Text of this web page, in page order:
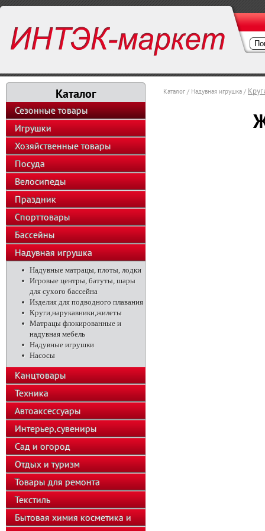
Каталог
Сезонные товары
Игрушки
Хозяйственные товары
Посуда
Велосипеды
Праздник
Спорттовары
Бассейны
Надувная игрушка
Надувные матрацы, плоты, лодки
Игровые центры, батуты, шары
для сухого бассейна
Изделия для подводного плавания
Круги,нарукавники,жилеты
Матрацы флокированные и
надувная мебель
Надувные игрушки
Насосы
Канцтовары
Техника
Автоаксессуары
Интерьер,сувениры
Сад и огород
Отдых и туризм
Товары для ремонта
Текстиль
Бытовая химия косметика и
Каталог / Надувная игрушка /